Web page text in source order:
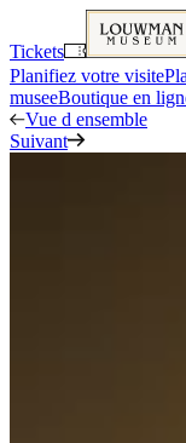
Tickets
Planifiez votre visite
museeBoutique en
Vue d ensemble
Suivant